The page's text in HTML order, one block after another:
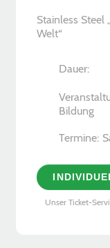
Stainless Steel
Welt“
Dauer:
Bildung
Termine:
Unser Ticket-